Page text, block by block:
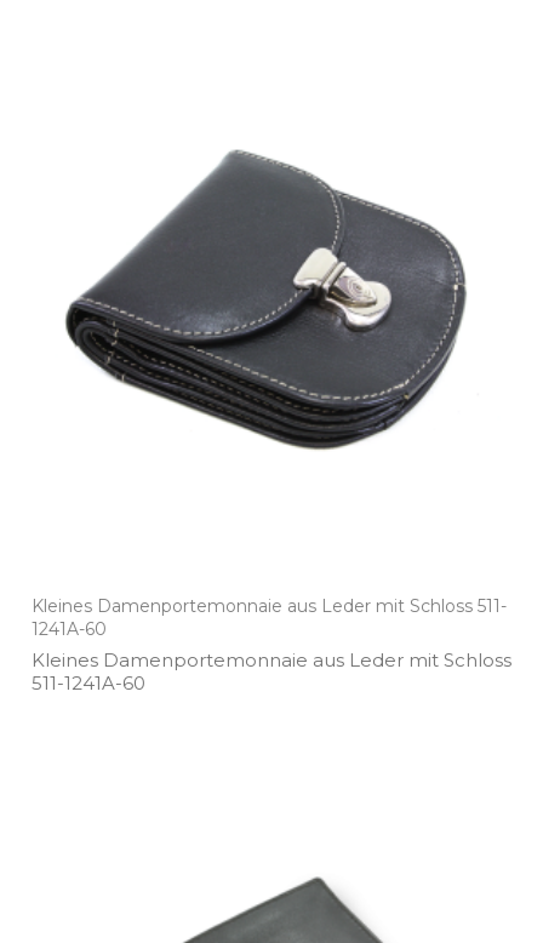
Kleines Damenportemonnaie aus Leder mit Schloss 511-
1241A-60
Kleines Damenportemonnaie aus Leder mit Schloss
511­-1241A­-60